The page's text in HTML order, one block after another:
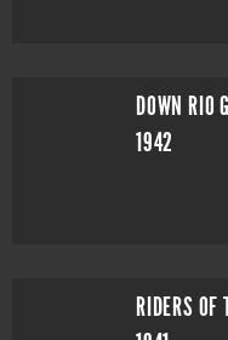
DOWN RIO
1942
RIDERS OF